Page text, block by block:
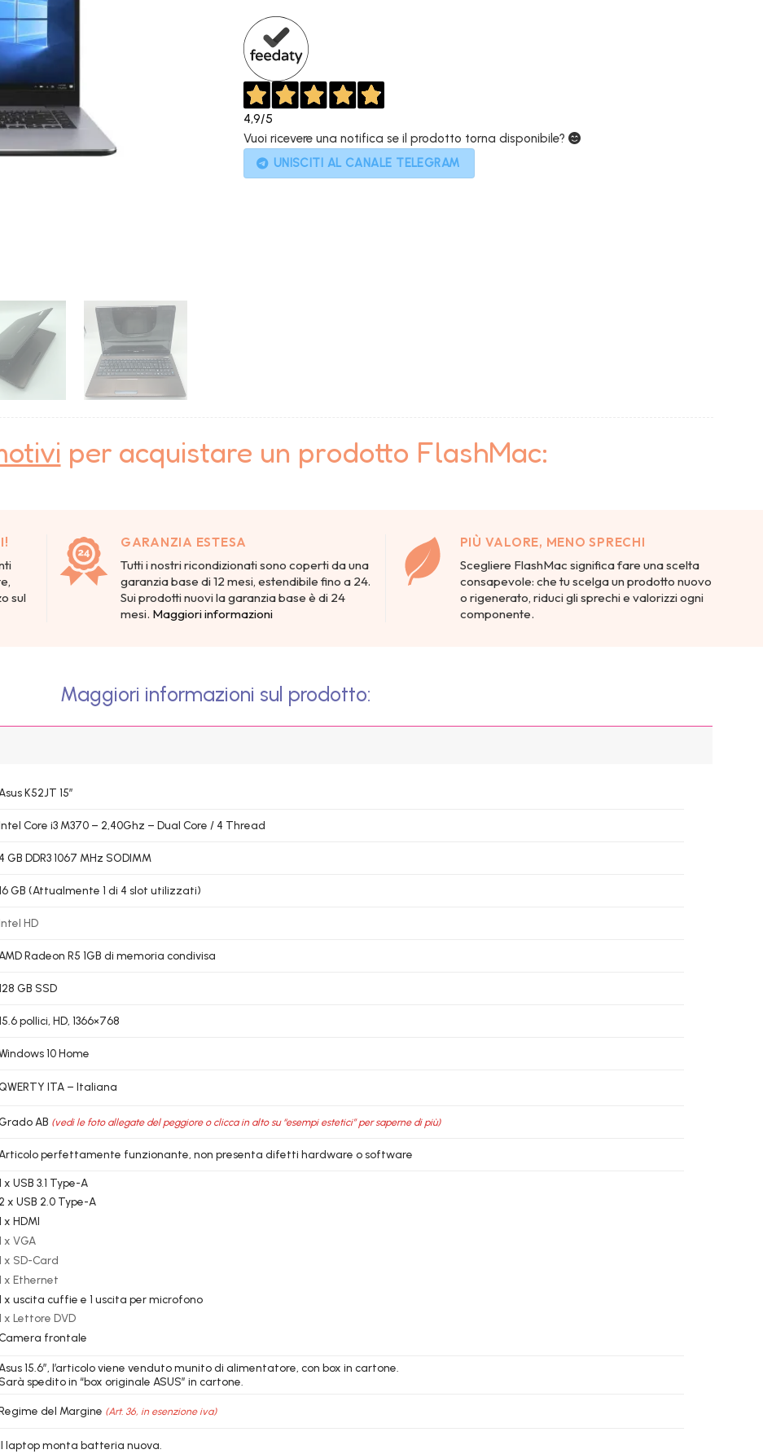
4,9/5
Vuoi ricevere una notifica se il prodotto torna disponibile?
UNISCITI AL CANALE TELEGRAM
per acquistare un prodotto FlashMac:
sul
GARANZIA ESTESA
Tutti i nostri ricondizionati sono coperti da una
garanzia base di 12 mesi, estendibile fino a 24.
Sui prodotti nuovi la garanzia base è di 24
mesi. Maggiori informazioni
PIÙ VALORE, MENO SPRECHI
Scegliere FlashMac significa fare una scelta
consapevole: che tu scelga un prodotto nuovo
o rigenerato, riduci gli sprechi e valorizzi ogni
componente.
Maggiori informazioni sul prodotto:
Asus K52JT 15″
Core i3 M370 – 2,40Ghz – Dual Core / 4 Thread
4 GB DDR3 1067 MHz SODIMM
16 GB (Attualmente 1 di 4 slot utilizzati)
HD
AMD Radeon R5 1GB di memoria condivisa
128 GB SSD
15.6 pollici, HD, 1366×768
10 Home
ITA – Italiana
AB (vedi le foto allegate del peggiore o clicca in alto su “esempi estetici” per saperne di più)
Articolo perfettamente funzionante, non presenta difetti hardware o software
1 x USB 3.1 Type-A
2 x USB 2.0 Type-A
1 x HDMI
1 x VGA
1 x SD-Card
1 x Ethernet
1 x uscita cuffie e 1 uscita per microfono
1 x Lettore DVD
frontale
Asus 15.6″, l’articolo viene venduto munito di alimentatore, con box in cartone.
spedito in “box originale ASUS” in cartone.
del Margine (Art. 36, in esenzione iva)
laptop monta batteria nuova.